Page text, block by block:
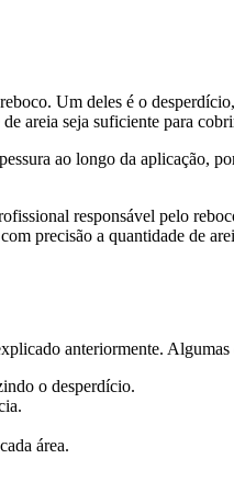
Um deles é o
areia seja suficiente para
ao longo da aplicação,
responsável pelo
precisão a quantidade de
anteriormente.
o desperdício.
área.